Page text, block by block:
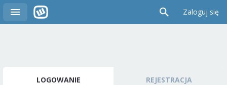
Zaloguj się
LOGOWANIE REJESTRACJA